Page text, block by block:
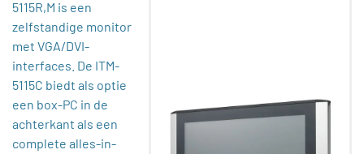
5115R,M is een
zelfstandige monitor
met VGA/DVI-
interfaces. De ITM-
5115C biedt als optie
een box-PC in de
achterkant als een
complete alles-in-